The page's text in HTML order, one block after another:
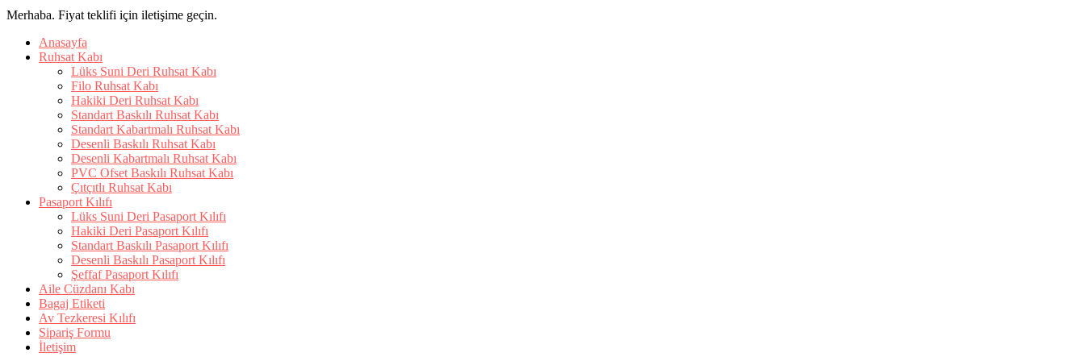
Merhaba. Fiyat teklifi için iletişime geçin.
Anasayfa
Ruhsat Kabı
Lüks Suni Deri Ruhsat Kabı
Filo Ruhsat Kabı
Hakiki Deri Ruhsat Kabı
Standart Baskılı Ruhsat Kabı
Standart Kabartmalı Ruhsat Kabı
Desenli Baskılı Ruhsat Kabı
Desenli Kabartmalı Ruhsat Kabı
PVC Ofset Baskılı Ruhsat Kabı
Çıtçıtlı Ruhsat Kabı
Pasaport Kılıfı
Lüks Suni Deri Pasaport Kılıfı
Hakiki Deri Pasaport Kılıfı
Standart Baskılı Pasaport Kılıfı
Desenli Baskılı Pasaport Kılıfı
Şeffaf Pasaport Kılıfı
Aile Cüzdanı Kabı
Bagaj Etiketi
Av Tezkeresi Kılıfı
Sipariş Formu
İletişim